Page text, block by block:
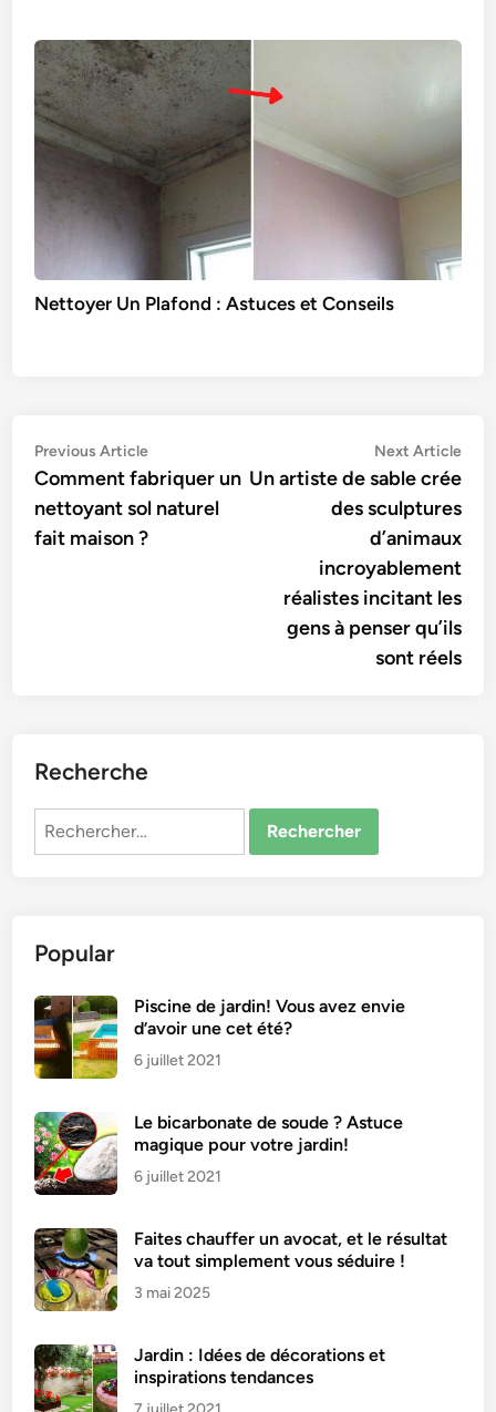
Nettoyer Un Plafond : Astuces et Conseils
Navigation
de
l’article
Previous ArticlePrevious
article:
Comment fabriquer un
nettoyant sol naturel
fait maison ?
Next Article
Un artiste de sable crée
des sculptures
d’animaux
incroyablement
réalistes incitant les
gens à penser qu’ils
sont réels
Recherche
Rechercher :
Popular
Piscine de jardin! Vous avez envie
d’avoir une cet été?
6 juillet 2021
Le bicarbonate de soude ? Astuce
magique pour votre jardin!
6 juillet 2021
Faites chauffer un avocat, et le résultat
va tout simplement vous séduire !
3 mai 2025
Jardin : Idées de décorations et
inspirations tendances